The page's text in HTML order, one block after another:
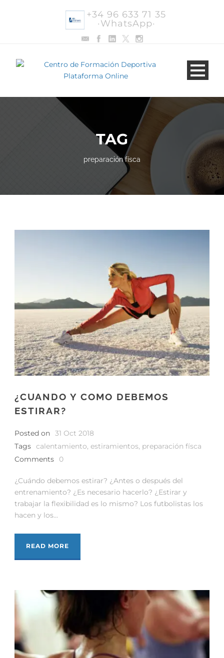
+34 96 633 71 35
·WhatsApp·
TAG
preparación físca
¿CUANDO Y COMO DEBEMOS
ESTIRAR?
Posted on 31 Oct 2018
Tags calentamiento, estiramientos, preparación físca
Comments
0
¿Cuándo debemos estirar? ¿Antes o después del
entrenamiento? ¿Es necesario hacerlo? ¿Estirar y
trabajar la flexibilidad es lo mismo? Los futbolistas los
hacen y los...
READ MORE